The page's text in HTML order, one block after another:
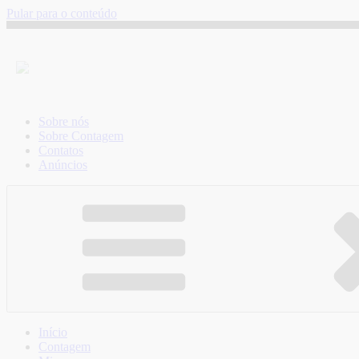
Pular para o conteúdo
Sobre nós
Sobre Contagem
Contatos
Anúncios
Início
Contagem